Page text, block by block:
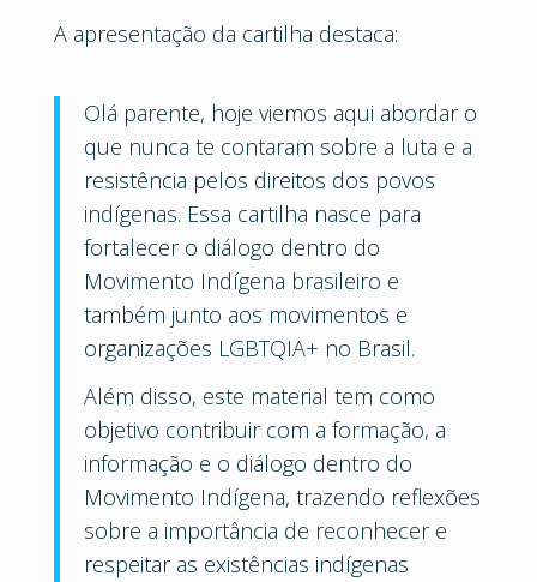
A apresentação da cartilha destaca:
Olá parente, hoje viemos aqui abordar o
que nunca te contaram sobre a luta e a
resistência pelos direitos dos povos
indígenas. Essa cartilha nasce para
fortalecer o diálogo dentro do
Movimento Indígena brasileiro e
também junto aos movimentos e
organizações LGBTQIA+ no Brasil.
Além disso, este material tem como
objetivo contribuir com a formação, a
informação e o diálogo dentro do
Movimento Indígena, trazendo reflexões
sobre a importância de reconhecer e
respeitar as existências indígenas